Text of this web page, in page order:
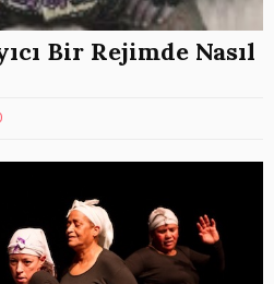
Bir Rejimde Nasıl